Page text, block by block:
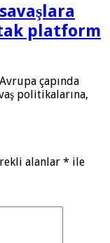
platform
çapında
politikalarına,
alanlar * ile